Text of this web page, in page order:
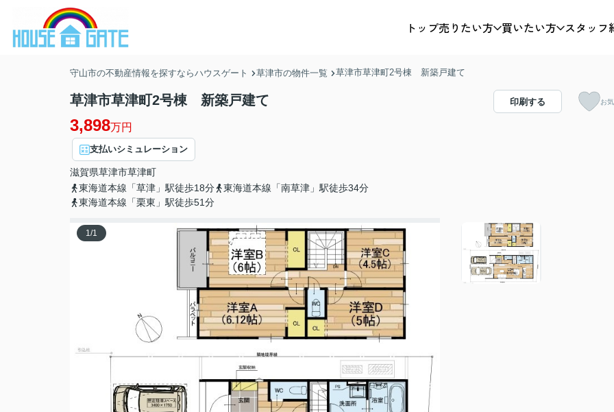
トップ売りたい方 買いたい方 スタッフ
守山市の不動産情報を探すならハウスゲート 草津市の物件一覧 草津市草津町2号棟 新築戸建て
草津市草津町2号棟 新築戸建て
3,898万円
支払いシミュレーション
滋賀県草津市草津町
東海道本線「草津」駅徒歩18分
東海道本線「南草津」駅徒歩34分
東海道本線「栗東」駅徒歩51分
印刷する お
1/1